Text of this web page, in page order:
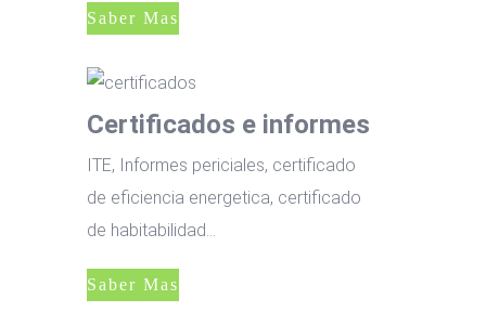
Saber Mas
Certificados e informes
ITE, Informes periciales, certificado
de eficiencia energetica, certificado
de habitabilidad…
Saber Mas